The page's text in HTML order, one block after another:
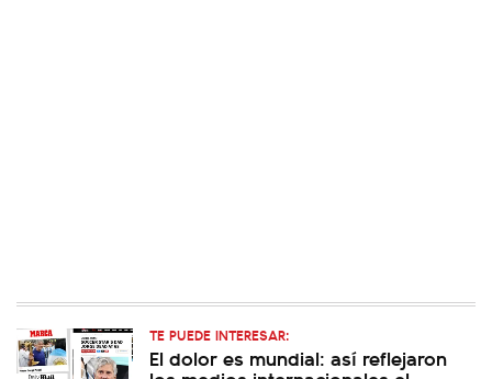
TE PUEDE INTERESAR:
El dolor es mundial: así reflejaron